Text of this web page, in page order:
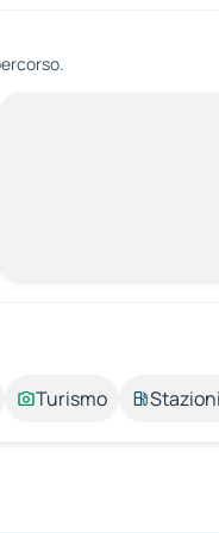
Turismo